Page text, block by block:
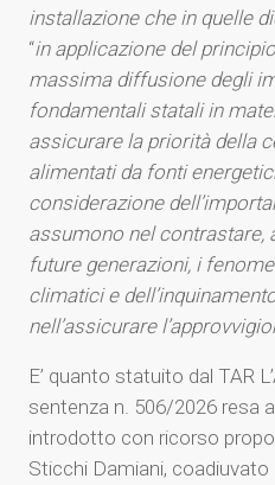
installazione che in quelle
“in applicazione del
massima diffusione degli
fondamentali statali in
assicurare la priorità della
alimentati da fonti
considerazione
assumono nel contrastare,
future generazioni, i
climatici e
nell’assicurare
E’ quanto statuito dal TAR
sentenza n. 506/2026 resa
introdotto con ricorso
Sticchi Damiani, coadiuvato